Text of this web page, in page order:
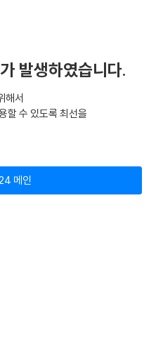
발생하였습니다.
해서
할 수 있도록 최선을
메인